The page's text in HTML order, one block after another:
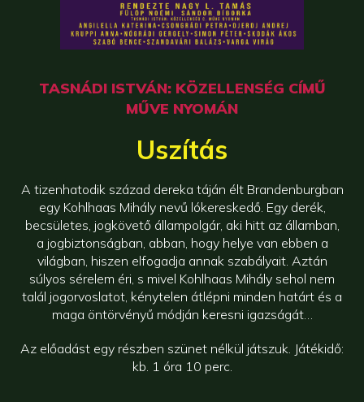
TASNÁDI ISTVÁN: KÖZELLENSÉG CÍMŰ
MŰVE NYOMÁN
Uszítás
A tizenhatodik század dereka táján élt Brandenburgban
egy Kohlhaas Mihály nevű lókereskedő. Egy derék,
becsületes, jogkövető állampolgár, aki hitt az államban,
a jogbiztonságban, abban, hogy helye van ebben a
világban, hiszen elfogadja annak szabályait. Aztán
súlyos sérelem éri, s mivel Kohlhaas Mihály sehol nem
talál jogorvoslatot, kénytelen átlépni minden határt és a
maga öntörvényű módján keresni igazságát…
Az előadást egy részben szünet nélkül játszuk. Játékidő:
kb. 1 óra 10 perc.